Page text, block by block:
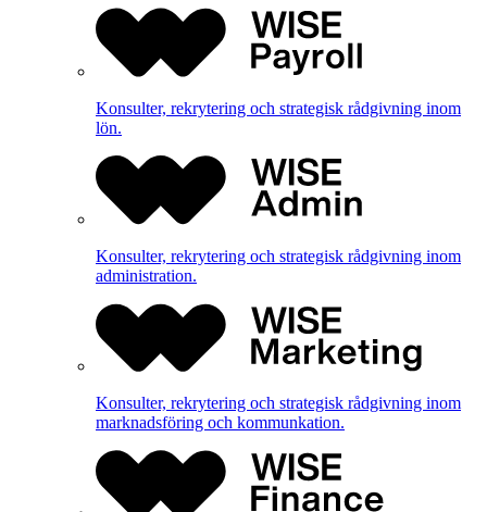
Konsulter, rekrytering och strategisk rådgivning inom
lön.
Konsulter, rekrytering och strategisk rådgivning inom
administration.
Konsulter, rekrytering och strategisk rådgivning inom
marknadsföring och kommunkation.